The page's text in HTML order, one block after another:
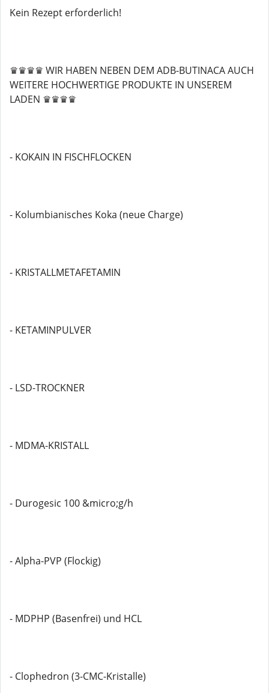
Kein Rezept erforderlich!
♛♛♛♛ WIR HABEN NEBEN DEM ADB-BUTINACA AUCH
WEITERE HOCHWERTIGE PRODUKTE IN UNSEREM
LADEN ♛♛♛♛
- KOKAIN IN FISCHFLOCKEN
- Kolumbianisches Koka (neue Charge)
- KRISTALLMETAFETAMIN
- KETAMINPULVER
- LSD-TROCKNER
- MDMA-KRISTALL
- Durogesic 100 &micro;g/h
- Alpha-PVP (Flockig)
- MDPHP (Basenfrei) und HCL
- Clophedron (3-CMC-Kristalle)